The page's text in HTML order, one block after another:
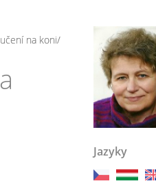
na koni/
Jazyky